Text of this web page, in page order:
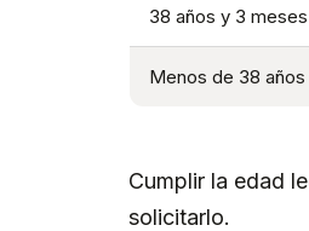
38 años y 3
Menos de 38
Cumplir la edad
solicitarlo.